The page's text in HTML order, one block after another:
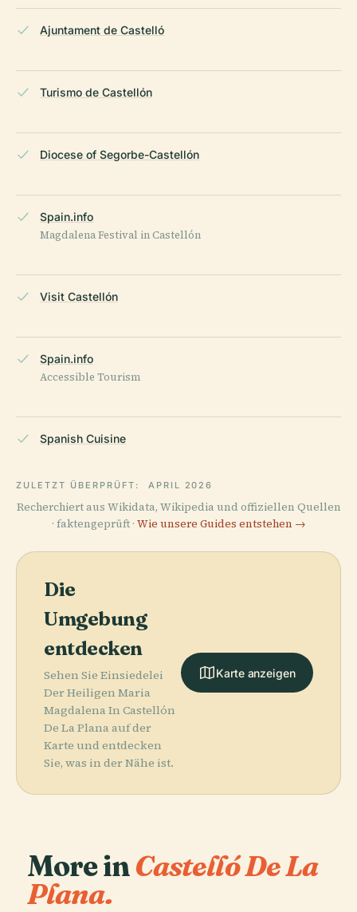
Ajuntament de Castelló
Turismo de Castellón
Diocese of Segorbe-Castellón
Spain.info
Magdalena Festival in Castellón
Visit Castellón
Spain.info
Accessible Tourism
Spanish Cuisine
ZULETZT ÜBERPRÜFT: APRIL 2026
Recherchiert aus Wikidata, Wikipedia und offiziellen Quellen
· faktengeprüft · Wie unsere Guides entstehen →
Die
Umgebung
entdecken
Sehen Sie Einsiedelei
Der Heiligen Maria
Magdalena In Castellón
De La Plana auf der
Karte und entdecken
Sie, was in der Nähe ist.
Karte anzeigen
More inCastelló De La
Plana.